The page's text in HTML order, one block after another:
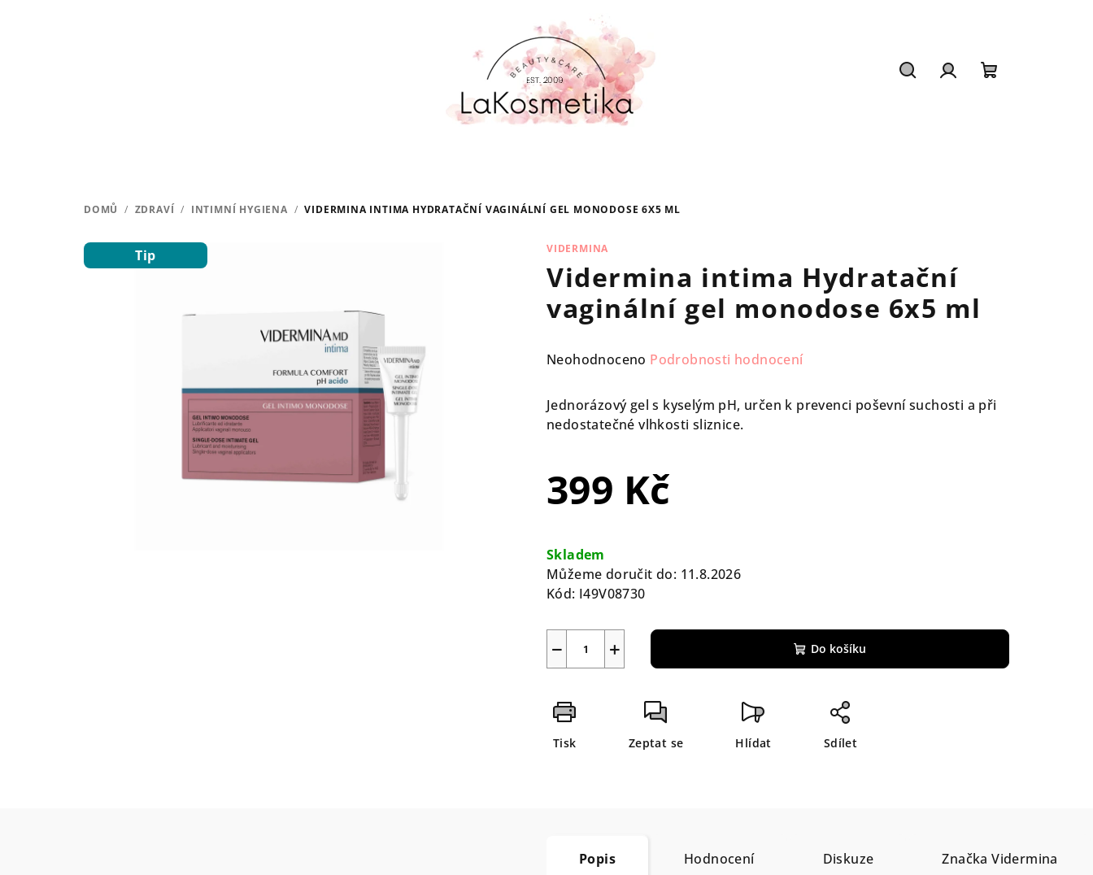
DOMŮ / ZDRAVÍ / INTIMNÍ HYGIENA / VIDERMINA INTIMA HYDRATAČNÍ VAGINÁLNÍ GEL MONODOSE 6X5 ML
VIDERMINA
Vidermina intima Hydratační
vaginální gel monodose 6x5 ml
Průměrné
produktu
je
5
hvězdiček.
Neohodnoceno Podrobnosti hodnocení
Jednorázový gel s kyselým pH, určen k prevenci poševní suchosti a při
nedostatečné vlhkosti sliznice.
399 Kč
cena:
Skladem
Můžeme doručit do: 11.8.2026
Kód: I49V08730
+
− Do košíku
Tisk Zeptat se Hlídat Sdílet
Tip
Popis Hodnocení Diskuze Značka Vidermina